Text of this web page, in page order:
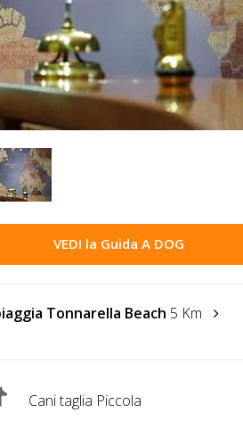
VEDI la Guida A DOG
Tonnarella Beach 5 Km
Cani taglia Piccola